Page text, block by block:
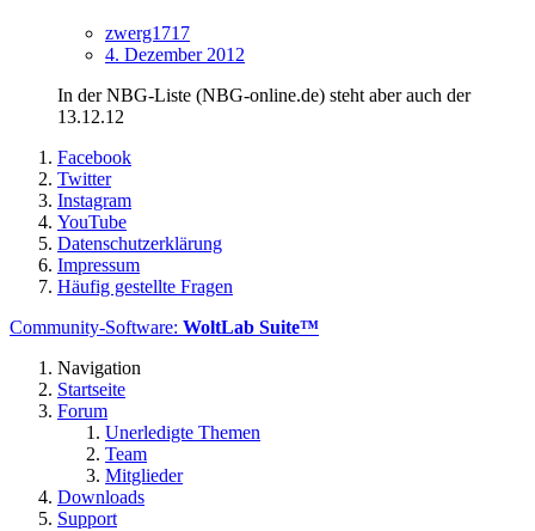
zwerg1717
4. Dezember 2012
In der NBG-Liste (NBG-online.de) steht aber auch der
13.12.12
Facebook
Twitter
Instagram
YouTube
Datenschutzerklärung
Impressum
Häufig gestellte Fragen
Community-Software: WoltLab Suite™
Navigation
Startseite
Forum
Unerledigte Themen
Team
Mitglieder
Downloads
Support